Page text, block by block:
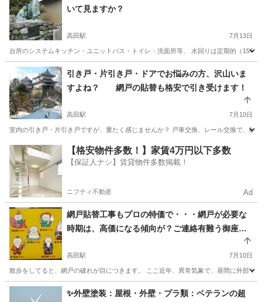
いて見ますか？
高田駅 7月13日
台所のシステムキッチン・ユニットバス・トイレ・洗面所等、 水回りは定期的（15
香川 高松市 高田駅 その他
引き戸・片引き戸・ドアでお悩みの方、沢山いま
すよね？ 網戸の貼替も格安で引き受けます！
高田駅 7月10日
室内の引き戸・片引き戸ですが、重たく感じませんか？ 戸車交換、レール交換で、
香川 高松市 高田駅 その他
【格安物件多数！】家賃4万円以下多数
【保証人ナシ】賃貸物件多数掲載！
ニフティ不動産 Ad
網戸貼替工事もプロの特価で・・・網戸が必要な
時期は、高価になる傾向が？ご連絡有難う御座い
高田駅 7月10日
散歩をしてると、網戸の破れが目につきます。 ここ近年、異常気象で、昼間に外部
香川 高松市 高田駅 その他 網戸
✨外壁塗装：屋根・外壁・プラ類：ベテランの超